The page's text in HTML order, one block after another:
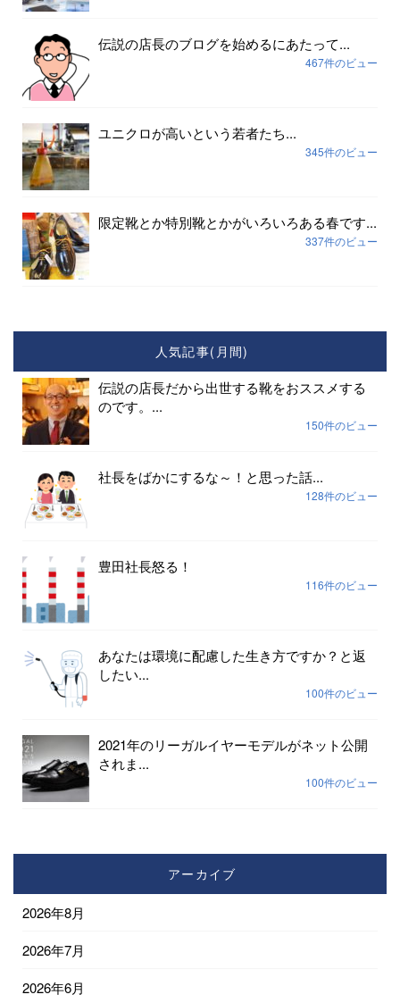
伝説の店長のブログを始めるにあたって...
467件のビュー
ユニクロが高いという若者たち...
345件のビュー
限定靴とか特別靴とかがいろいろある春です...
337件のビュー
人気記事(月間)
伝説の店長だから出世する靴をおススメする
のです。...
150件のビュー
社長をばかにするな～！と思った話...
128件のビュー
豊田社長怒る！
116件のビュー
あなたは環境に配慮した生き方ですか？と返
したい...
100件のビュー
2021年のリーガルイヤーモデルがネット公開
されま...
100件のビュー
アーカイブ
2026年8月
2026年7月
2026年6月